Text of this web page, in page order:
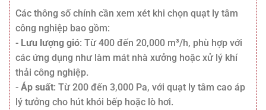
Các thông số chính cần xem xét khi chọn quạt ly tâm
công nghiệp bao gồm:
- Lưu lượng gió: Từ 400 đến 20,000 m³/h, phù hợp với
các ứng dụng như làm mát nhà xưởng hoặc xử lý khí
thải công nghiệp.
- Áp suất: Từ 200 đến 3,000 Pa, với quạt ly tâm cao áp
lý tưởng cho hút khói bếp hoặc lò hơi.